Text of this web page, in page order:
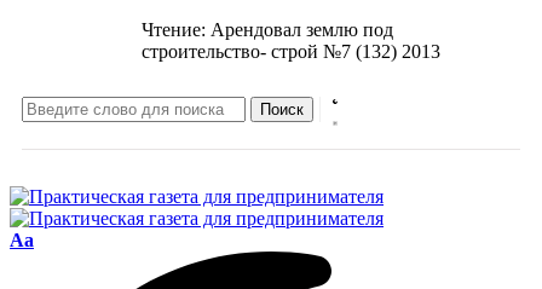
Чтение: Арендовал землю под
строительство- строй №7 (132) 2013
Aa